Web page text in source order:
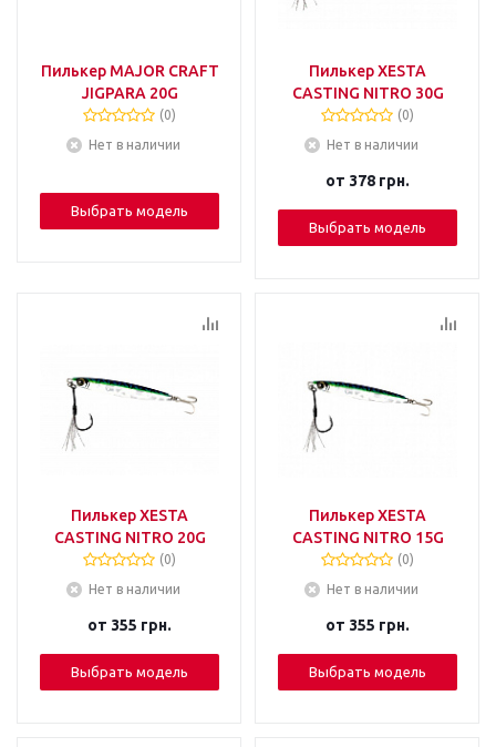
Пилькер MAJOR CRAFT
JIGPARA 20G
(0)
Нет в наличии
Выбрать модель
Пилькер XESTA
CASTING NITRO 30G
(0)
Нет в наличии
от 378 грн.
Выбрать модель
Пилькер XESTA
CASTING NITRO 20G
(0)
Нет в наличии
от 355 грн.
Выбрать модель
Пилькер XESTA
CASTING NITRO 15G
(0)
Нет в наличии
от 355 грн.
Выбрать модель